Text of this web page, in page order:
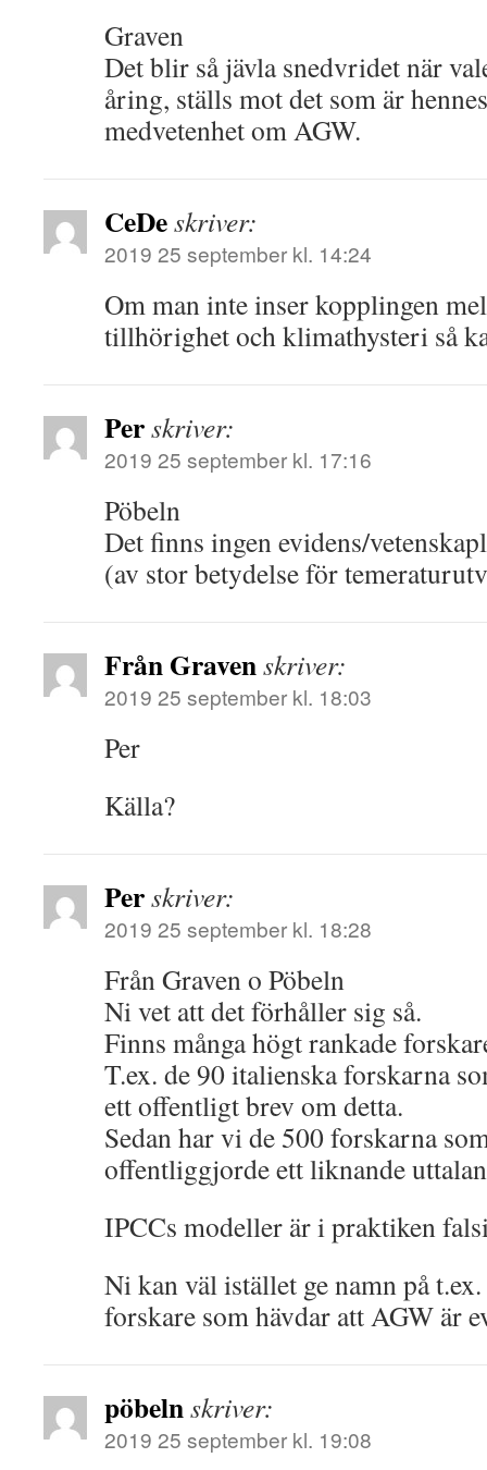
Graven
Det blir så jävla snedvridet när
åring, ställs mot det som är
medvetenhet om AGW.
CeDeskriver:
2019 25 september kl. 14:24
Om man inte inser kopplingen
tillhörighet och klimathysteri så
Perskriver:
2019 25 september kl. 17:16
Pöbeln
Det finns ingen evidens/
(av stor betydelse för
Från Gravenskriver:
2019 25 september kl. 18:03
Per
Källa?
Perskriver:
2019 25 september kl. 18:28
Från Graven o Pöbeln
Ni vet att det förhåller sig så.
Finns många högt rankade
T.ex. de 90 italienska forskarna
ett offentligt brev om detta.
Sedan har vi de 500 forskarna
offentliggjorde ett liknande
IPCCs modeller är i praktiken
Ni kan väl istället ge namn på
forskare som hävdar att AGW är
pöbelnskriver:
2019 25 september kl. 19:08